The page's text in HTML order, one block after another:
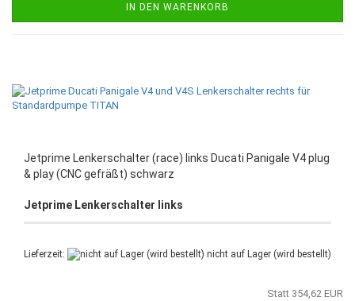
IN DEN WARENKORB
Jetprime Lenkerschalter (race) links Ducati Panigale V4 plug
& play (CNC gefräßt) schwarz
Jetprime Lenkerschalter links
Lieferzeit: nicht auf Lager (wird bestellt)
Statt 354,62 EUR